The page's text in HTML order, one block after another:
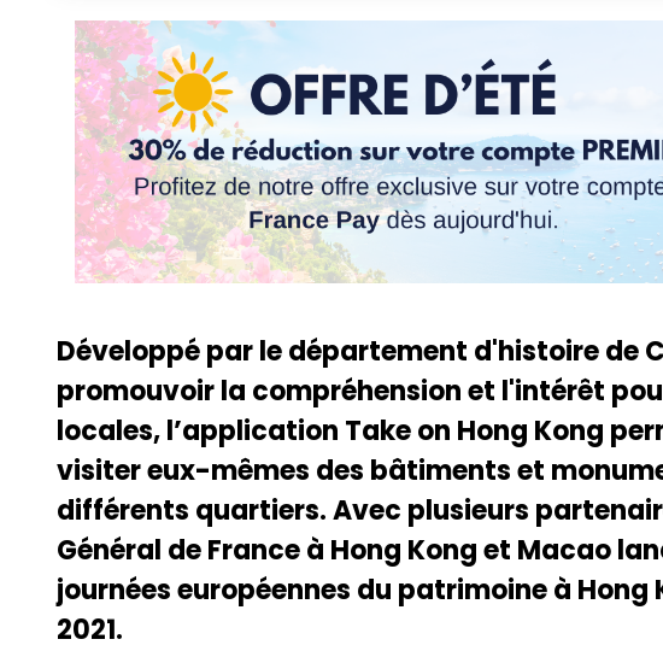
Développé par le département d'histoire de
promouvoir la compréhension et l'intérêt
locales, l’application Take on Hong Kong
visiter eux-mêmes des bâtiments et
différents quartiers. Avec plusieurs
Général de France à Hong Kong et Macao
journées européennes du patrimoine à Hong
2021.